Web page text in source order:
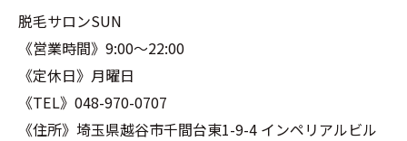
脱毛サロンSUN
《営業時間》9:00〜22:00
《定休日》月曜日
《TEL》048-970-0707
《住所》埼玉県越谷市千間台東1-9-4 インペリアルビル